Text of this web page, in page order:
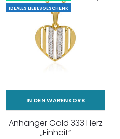
IDEALES LIEBESGESCHENK
IN DEN WARENKORB
Anhänger Gold 333 Herz
„Einheit“